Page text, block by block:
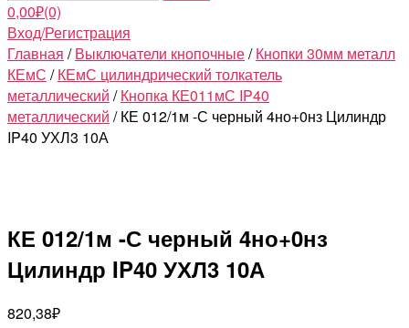
0,00₽(0)
Вход/Регистрация
Главная /Выключатели кнопочные/Кнопки 30мм металл
КЕмС /КЕмС цилиндрический толкатель
металлический /Кнопка КЕ011мС IP40
металлический / КЕ 012/1м -С черный 4но+0нз Цилиндр
IP40 УХЛ3 10А
КЕ 012/1м -С черный 4но+0нз
Цилиндр IP40 УХЛ3 10А
820,38₽